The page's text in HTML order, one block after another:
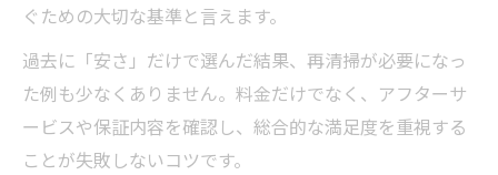
ぐための大切な基準と言えます。
過去に「安さ」だけで選んだ結果、再清掃が必要になっ
た例も少なくありません。料金だけでなく、アフターサ
ービスや保証内容を確認し、総合的な満足度を重視する
ことが失敗しないコツです。